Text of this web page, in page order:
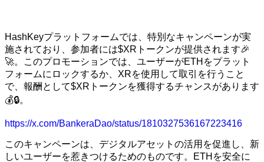
HashKeyプラットフォームでは、特別なキャンペーンが実
施されており、参加者には$XRトークンが提供されます🎉
🚀。このプロモーションでは、ユーザーがETHをプラット
フォームにロックするか、XRを使用して取引を行うこと
で、報酬として$XRトークンを獲得するチャンスがあります
💰🔒。
https://x.com/BankeraDao/status/1810327536167223416
このキャンペーンは、デジタルアセットの活用を促進し、新
しいユーザーを惹きつけるためのものです。ETHを安全に